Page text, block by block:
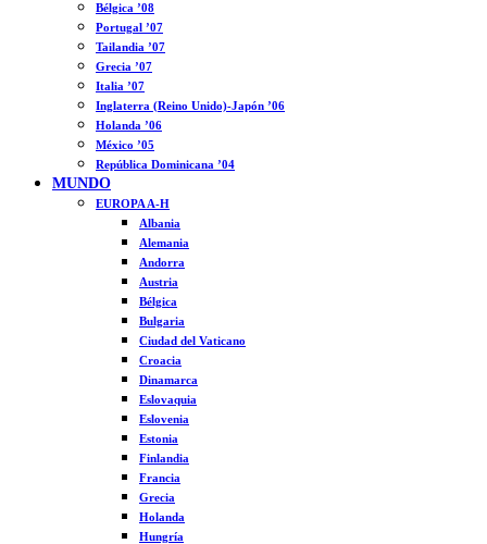
Bélgica ’08
Portugal ’07
Tailandia ’07
Grecia ’07
Italia ’07
Inglaterra (Reino Unido)-Japón ’06
Holanda ’06
México ’05
República Dominicana ’04
MUNDO
EUROPA A-H
Albania
Alemania
Andorra
Austria
Bélgica
Bulgaria
Ciudad del Vaticano
Croacia
Dinamarca
Eslovaquia
Eslovenia
Estonia
Finlandia
Francia
Grecia
Holanda
Hungría